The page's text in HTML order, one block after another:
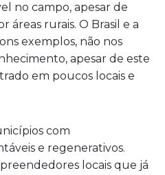
no campo, apesar de
áreas rurais. O Brasil e a
exemplos, não nos
apesar de este
em poucos locais e
com
e regenerativos.
locais que já